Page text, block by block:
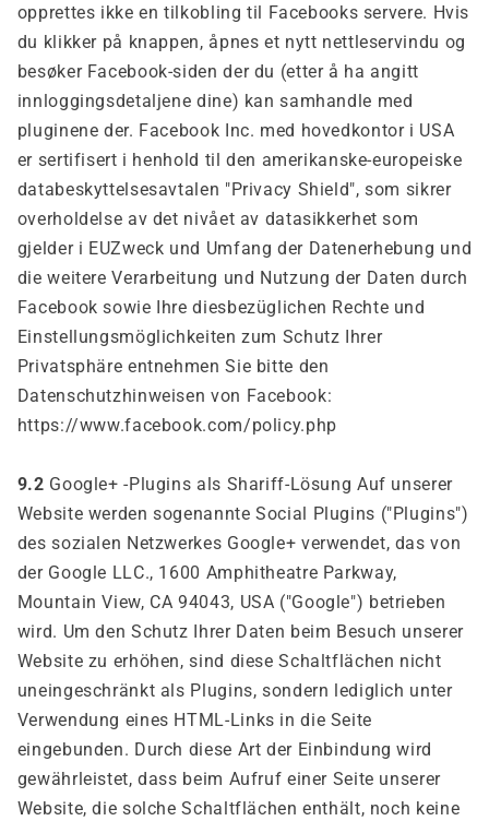
opprettes ikke en tilkobling til Facebooks servere. Hvis
du klikker på knappen, åpnes et nytt nettleservindu og
besøker Facebook-siden der du (etter å ha angitt
innloggingsdetaljene dine) kan samhandle med
pluginene der. Facebook Inc. med hovedkontor i USA
er sertifisert i henhold til den amerikanske-europeiske
databeskyttelsesavtalen "Privacy Shield", som sikrer
overholdelse av det nivået av datasikkerhet som
gjelder i EUZweck und Umfang der Datenerhebung und
die weitere Verarbeitung und Nutzung der Daten durch
Facebook sowie Ihre diesbezüglichen Rechte und
Einstellungsmöglichkeiten zum Schutz Ihrer
Privatsphäre entnehmen Sie bitte den
Datenschutzhinweisen von Facebook:
https://www.facebook.com/policy.php
9.2 Google+ -Plugins als Shariff-Lösung Auf unserer
Website werden sogenannte Social Plugins ("Plugins")
des sozialen Netzwerkes Google+ verwendet, das von
der Google LLC., 1600 Amphitheatre Parkway,
Mountain View, CA 94043, USA ("Google") betrieben
wird. Um den Schutz Ihrer Daten beim Besuch unserer
Website zu erhöhen, sind diese Schaltflächen nicht
uneingeschränkt als Plugins, sondern lediglich unter
Verwendung eines HTML-Links in die Seite
eingebunden. Durch diese Art der Einbindung wird
gewährleistet, dass beim Aufruf einer Seite unserer
Website, die solche Schaltflächen enthält, noch keine